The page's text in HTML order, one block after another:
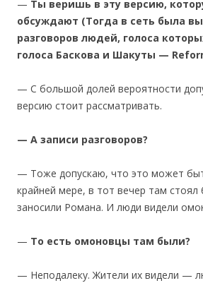
— Ты веришь в эту версию,
обсуждают (Тогда в сеть была
разговоров людей, голоса
голоса Баскова и Шакуты —
— С большой долей вероятности
версию стоит рассматривать.
— А записи разговоров?
— Тоже допускаю, что это может
крайней мере, в тот вечер там стоял
заносили Романа. И люди видели
— То есть омоновцы там были?
— Неподалеку. Жители их видели —